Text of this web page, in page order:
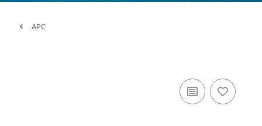
APC